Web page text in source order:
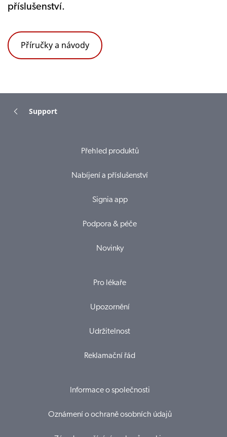
příslušenství.
Příručky a návody
Support
Přehled produktů
Nabíjení a příslušenství
Signia app
Podpora & péče
Novinky
Pro lékaře
Upozornění
Udržitelnost
Reklamační řád
Informace o společnosti
Oznámení o ochraně osobních údajů